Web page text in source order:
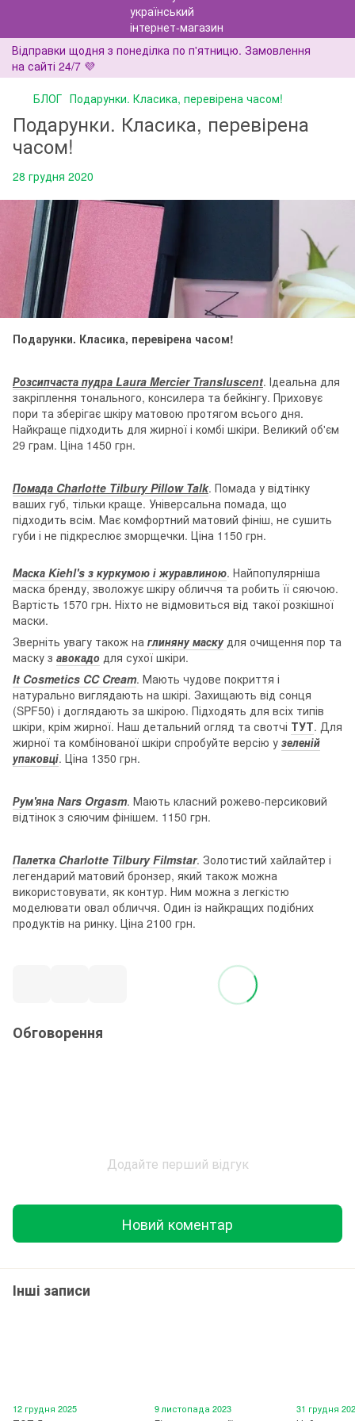
Відправки щодня з понеділка по п'ятницю. Замовлення
на сайті 24/7 💜
БЛОГ Подарунки. Класика, перевірена часом!
Подарунки. Класика, перевірена
часом!
28 грудня 2020
Подарунки. Класика, перевірена часом!
Розсипчаста пудра Laura Mercier Transluscent. Ідеальна для
закріплення тонального, консилера та бейкінгу. Приховує
пори та зберігає шкіру матовою протягом всього дня.
Найкраще підходить для жирної і комбі шкіри. Великий об'єм
29 грам. Ціна 1450 грн.
Помада Charlotte Tilbury Pillow Talk. Помада у відтінку
ваших губ, тільки краще. Універсальна помада, що
підходить всім. Має комфортний матовий фініш, не сушить
губи і не підкреслює зморщечки. Ціна 1150 грн.
Маска Kiehl's з куркумою і журавлиною. Найпопулярніша
маска бренду, зволожує шкіру обличчя та робить її сяючою.
Вартість 1570 грн. Ніхто не відмовиться від такої розкішної
маски.
Зверніть увагу також на глиняну маскудля очищення пор та
маску з авокадо для сухої шкіри.
It Cosmetics CC Cream. Мають чудове покриття і
натурально виглядають на шкірі. Захищають від сонця
(SPF50) і доглядають за шкірою. Підходять для всіх типів
шкіри, крім жирної. Наш детальний огляд та свотчі ТУТ. Для
жирної та комбінованої шкіри спробуйте версію у зеленій
упаковці. Ціна 1350 грн.
Рум'яна Nars Orgasm. Мають класний рожево-персиковий
відтінок з сяючим фінішем. 1150 грн.
Палетка Charlotte Tilbury Filmstar. Золотистий хайлайтер і
легендарий матовий бронзер, який також можна
використовувати, як контур. Ним можна з легкістю
моделювати овал обличчя. Один із найкращих подібних
продуктів на ринку. Ціна 2100 грн.
Обговорення
Додайте перший відгук
Новий коментар
Інші записи
12 грудня 2025 9 листопада 2023 31 грудня